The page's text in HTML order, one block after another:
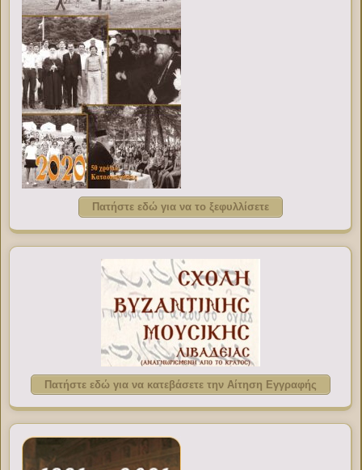
Πατήστε εδώ για να το ξεφυλλίσετε
Πατήστε εδώ για να κατεβάσετε την Αίτηση Εγγραφής